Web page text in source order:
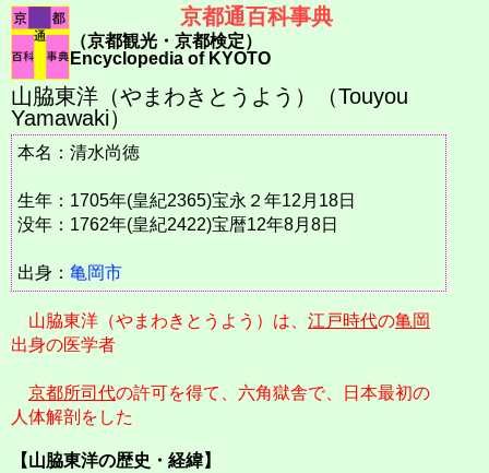
京都通百科事典
（京都観光・京都検定）
Encyclopedia of KYOTO
山脇東洋（やまわきとうよう）（Touyou
Yamawaki）
本名：清水尚徳
生年：1705年(皇紀2365)宝永２年12月18日
没年：1762年(皇紀2422)宝暦12年8月8日
出身： 亀岡市
山脇東洋（やまわきとうよう）は、 江戸時代の亀岡
出身の医学者
京都所司代の許可を得て、六角獄舎で、日本最初の
人体解剖をした
【山脇東洋の歴史・経緯】